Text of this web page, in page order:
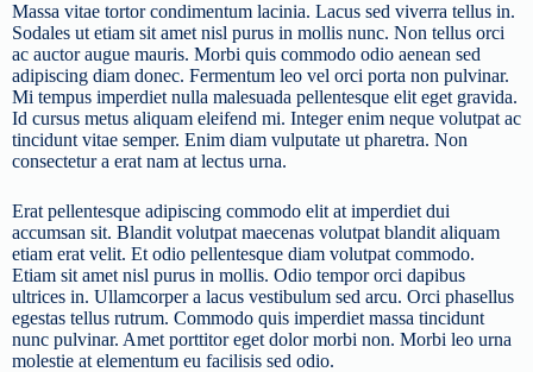
Massa vitae tortor condimentum lacinia. Lacus sed viverra tellus in.
Sodales ut etiam sit amet nisl purus in mollis nunc. Non tellus orci
ac auctor augue mauris. Morbi quis commodo odio aenean sed
adipiscing diam donec. Fermentum leo vel orci porta non pulvinar.
Mi tempus imperdiet nulla malesuada pellentesque elit eget gravida.
Id cursus metus aliquam eleifend mi. Integer enim neque volutpat ac
tincidunt vitae semper. Enim diam vulputate ut pharetra. Non
consectetur a erat nam at lectus urna.
Erat pellentesque adipiscing commodo elit at imperdiet dui
accumsan sit. Blandit volutpat maecenas volutpat blandit aliquam
etiam erat velit. Et odio pellentesque diam volutpat commodo.
Etiam sit amet nisl purus in mollis. Odio tempor orci dapibus
ultrices in. Ullamcorper a lacus vestibulum sed arcu. Orci phasellus
egestas tellus rutrum. Commodo quis imperdiet massa tincidunt
nunc pulvinar. Amet porttitor eget dolor morbi non. Morbi leo urna
molestie at elementum eu facilisis sed odio.